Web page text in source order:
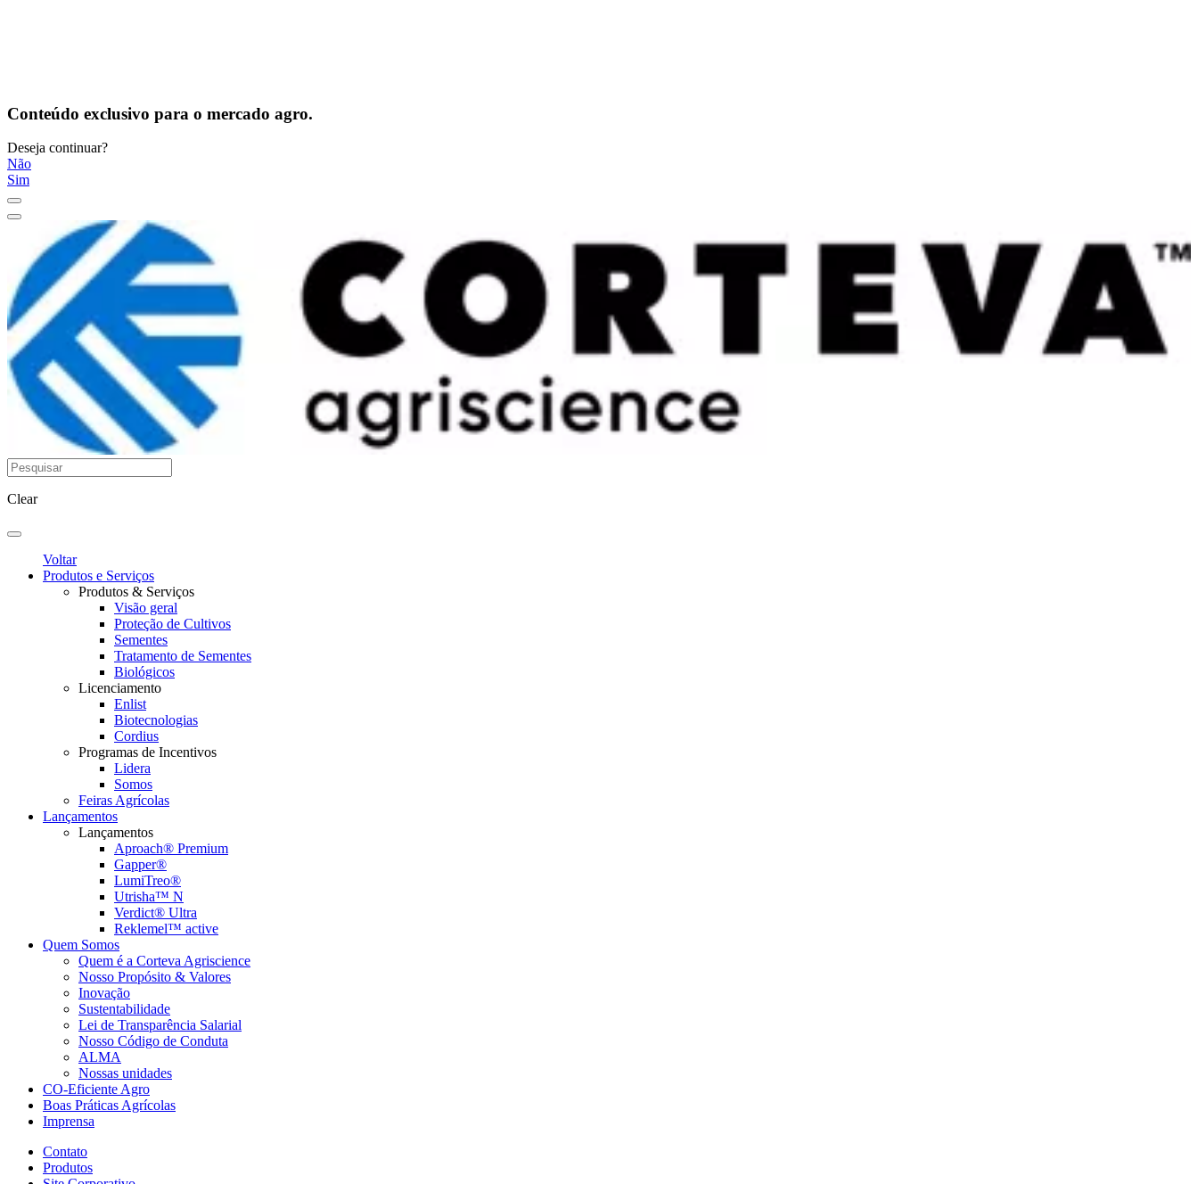
Conteúdo exclusivo para o mercado agro.
Deseja continuar?
Não
Sim
Clear
Voltar
Produtos e Serviços
Produtos & Serviços
Visão geral
Proteção de Cultivos
Sementes
Tratamento de Sementes
Biológicos
Licenciamento
Enlist
Biotecnologias
Cordius
Programas de Incentivos
Lidera
Somos
Feiras Agrícolas
Lançamentos
Lançamentos
Aproach® Premium
Gapper®
LumiTreo®
Utrisha™ N
Verdict® Ultra
Reklemel™ active
Quem Somos
Quem é a Corteva Agriscience
Nosso Propósito & Valores
Inovação
Sustentabilidade
Lei de Transparência Salarial
Nosso Código de Conduta
ALMA
Nossas unidades
CO-Eficiente Agro
Boas Práticas Agrícolas
Imprensa
Contato
Produtos